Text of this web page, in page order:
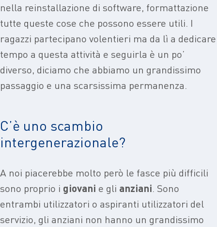
nella reinstallazione di software, formattazione
tutte queste cose che possono essere utili. I
ragazzi partecipano volentieri ma da lì a dedicare
tempo a questa attività e seguirla è un po’
diverso, diciamo che abbiamo un grandissimo
passaggio e una scarsissima permanenza.
C’è uno scambio
intergenerazionale?
A noi piacerebbe molto però le fasce più difficili
sono proprio i giovani e gli anziani. Sono
entrambi utilizzatori o aspiranti utilizzatori del
servizio, gli anziani non hanno un grandissimo